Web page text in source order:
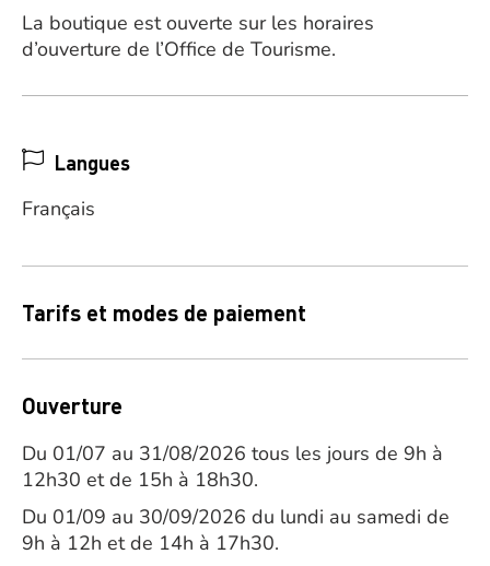
La boutique est ouverte sur les horaires
d’ouverture de l’Office de Tourisme.
Langues
Français
Tarifs et modes de paiement
Ouverture
Du 01/07 au 31/08/2026 tous les jours de 9h à
12h30 et de 15h à 18h30.
Du 01/09 au 30/09/2026 du lundi au samedi de
9h à 12h et de 14h à 17h30.